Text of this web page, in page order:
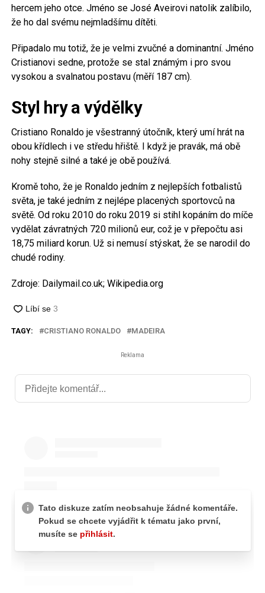
hercem jeho otce. Jméno se José Aveirovi natolik zalíbilo,
že ho dal svému nejmladšímu dítěti.
Připadalo mu totiž, že je velmi zvučné a dominantní. Jméno
Cristianovi sedne, protože se stal známým i pro svou
vysokou a svalnatou postavu (měří 187 cm).
Styl hry a výdělky
Cristiano Ronaldo je všestranný útočník, který umí hrát na
obou křídlech i ve středu hřiště. I když je pravák, má obě
nohy stejně silné a také je obě používá.
Kromě toho, že je Ronaldo jedním z nejlepších fotbalistů
světa, je také jedním z nejlépe placených sportovců na
světě. Od roku 2010 do roku 2019 si stihl kopáním do míče
vydělat závratných 720 milionů eur, což je v přepočtu asi
18,75 miliard korun. Už si nemusí stýskat, že se narodil do
chudé rodiny.
Zdroje: Dailymail.co.uk; Wikipedia.org
TAGY: CRISTIANO RONALDO MADEIRA
Reklama